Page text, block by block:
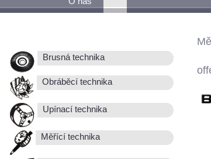
Brusná technika
Obráběcí technika
Upínací technika
Měřící technika